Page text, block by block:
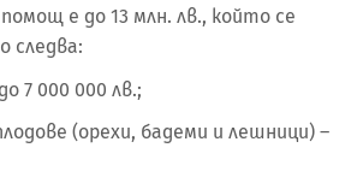
е до 13 млн. лв., който се
следва:
7 000 000 лв.;
(орехи, бадеми и лешници) –